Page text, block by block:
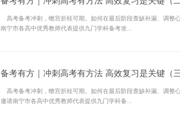
高考备考冲刺，蟾宫折桂可期。如何在最后阶段查缺补漏、调整
南宁市各高中优秀教师代表提供九门学科备考攻...
备考有方｜冲刺高考有方法 高效复习是关键（三
高考备考冲刺，蟾宫折桂可期。如何在最后阶段查缺补漏、调整
邀请南宁市各高中优秀教师代表提供九门学科备...